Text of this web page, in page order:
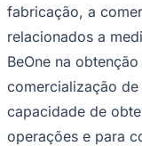
fabricação, a
relacionados a
BeOne na
comercialização
capacidade de
operações e para